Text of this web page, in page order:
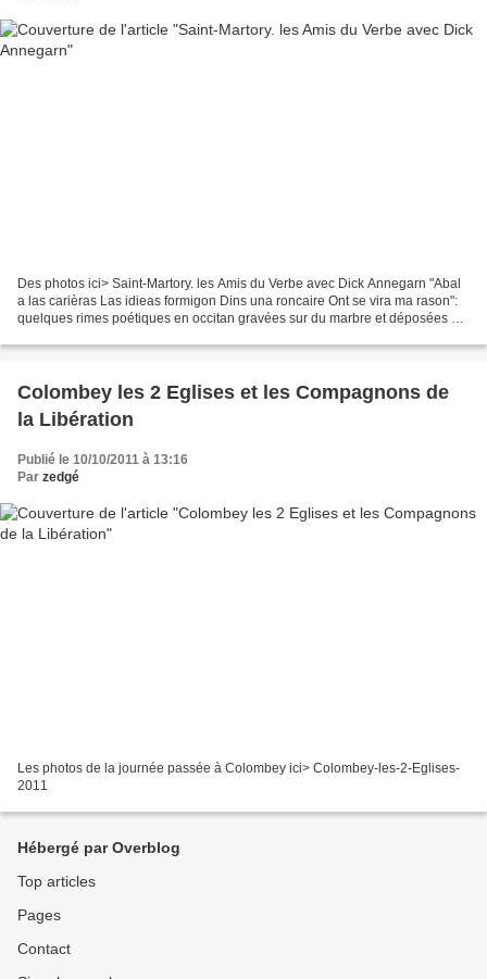
Des photos ici> Saint-Martory. les Amis du Verbe avec Dick Annegarn "Abal
a las carièras Las idieas formigon Dins una roncaire Ont se vira ma rason":
quelques rimes poétiques en occitan gravées sur du marbre et déposées sur
Colombey les 2 Eglises et les Compagnons de
la Libération
Publié le 10/10/2011 à 13:16
Par zedgé
Les photos de la journée passée à Colombey ici> Colombey-les-2-Eglises-
2011
Hébergé par Overblog
Top articles
Pages
Contact